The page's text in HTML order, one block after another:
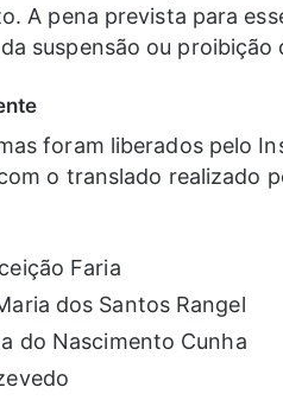
A pena prevista para
suspensão ou
foram liberados pelo
o translado realizado
Faria
dos Santos Rangel
do Nascimento Cunha